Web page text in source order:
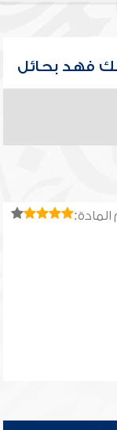
فهد بحائل